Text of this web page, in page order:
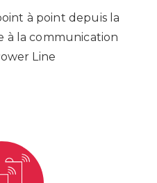
à point depuis la
à la communication
Line